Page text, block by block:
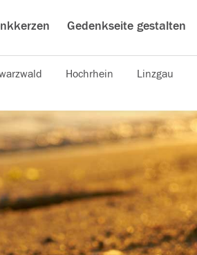
Gedenkseite gestalten
Hochrhein Linzgau